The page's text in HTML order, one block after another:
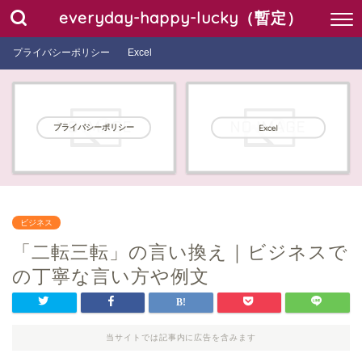
everyday-happy-lucky（暫定）
プライバシーポリシー Excel
プライバシーポリシー Excel
ビジネス
「二転三転」の言い換え｜ビジネスで
の丁寧な言い方や例文
当サイトでは記事内に広告を含みます